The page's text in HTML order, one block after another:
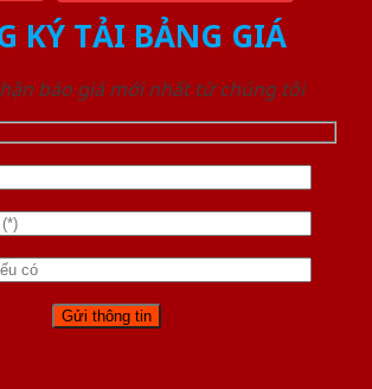
KÝ TẢI BẢNG GIÁ
báo giá mới nhất từ chúng tôi